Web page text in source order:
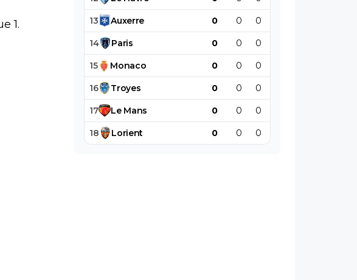
1.
13 Auxerre 0 0 0
14 Paris 0 0 0
15 Monaco 0 0 0
16 Troyes 0 0 0
17 Le Mans 0 0 0
18 Lorient 0 0 0